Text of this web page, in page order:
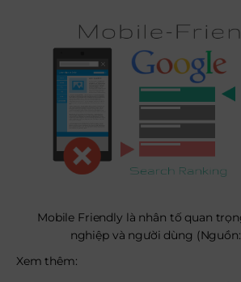
Mobile Friendly là nhân tố quan
nghiệp và người dùng
Xem thêm: